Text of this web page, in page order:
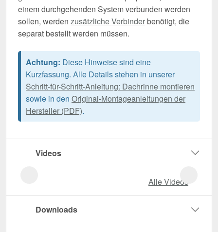
einem durchgehenden System verbunden werden
sollen, werden zusätzliche Verbinderbenötigt, die
separat bestellt werden müssen.
Achtung: Diese Hinweise sind eine
Kurzfassung. Alle Details stehen in unserer
Schritt-für-Schritt-Anleitung: Dachrinne montieren
sowie in den Original-Montageanleitungen der
Hersteller (PDF).
Videos
Alle Videos
Downloads